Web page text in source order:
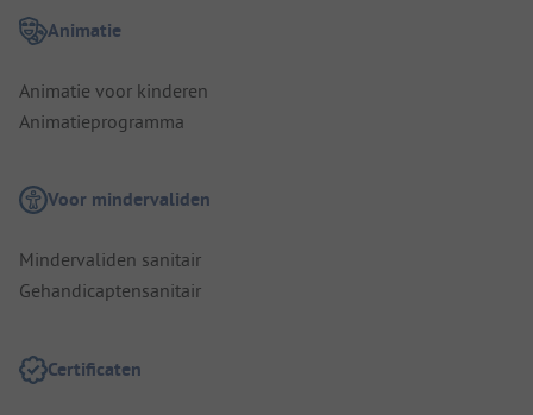
Animatie
Animatie voor kinderen
Animatieprogramma
Voor mindervaliden
Mindervaliden sanitair
Gehandicaptensanitair
Certificaten